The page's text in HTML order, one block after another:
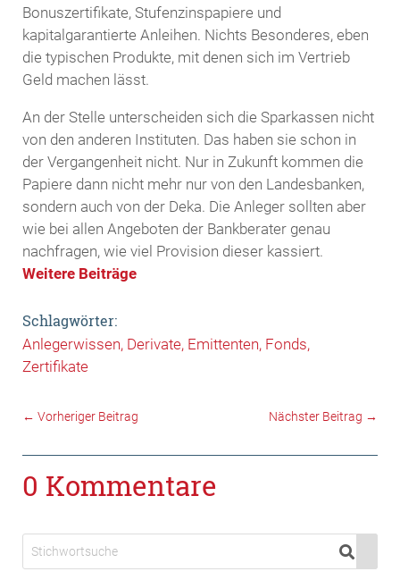
Bonuszertifikate, Stufenzinspapiere und
kapitalgarantierte Anleihen. Nichts Besonderes, eben
die typischen Produkte, mit denen sich im Vertrieb
Geld machen lässt.
An der Stelle unterscheiden sich die Sparkassen nicht
von den anderen Instituten. Das haben sie schon in
der Vergangenheit nicht. Nur in Zukunft kommen die
Papiere dann nicht mehr nur von den Landesbanken,
sondern auch von der Deka. Die Anleger sollten aber
wie bei allen Angeboten der Bankberater genau
nachfragen, wie viel Provision dieser kassiert.
Weitere Beiträge
Schlagwörter:
Anlegerwissen Derivate Emittenten Fonds
Zertifikate
← Vorheriger Beitrag Nächster Beitrag →
0 Kommentare